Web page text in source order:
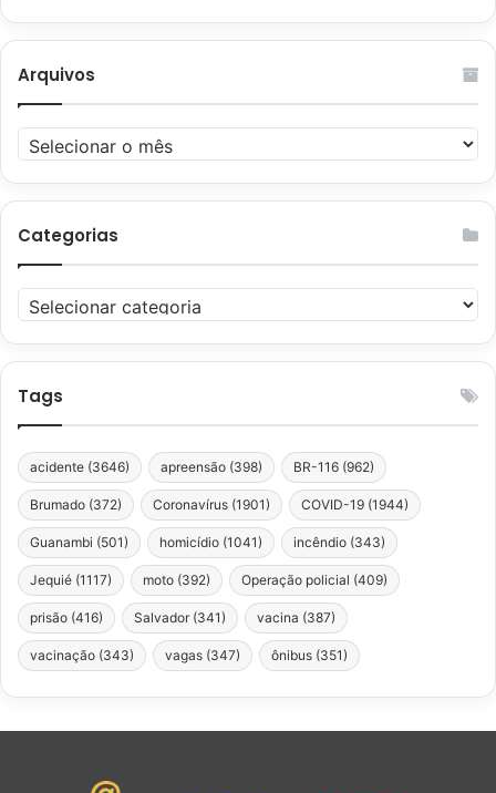
Arquivos
Arquivos
Categorias
Categorias
Tags
acidente (3646) apreensão (398) BR-116 (962)
Brumado (372) Coronavírus (1901) COVID-19 (1944)
Guanambi (501) homicídio (1041) incêndio (343)
Jequié (1117) moto (392) Operação policial (409)
prisão (416) Salvador (341) vacina (387)
vacinação (343) vagas (347) ônibus (351)